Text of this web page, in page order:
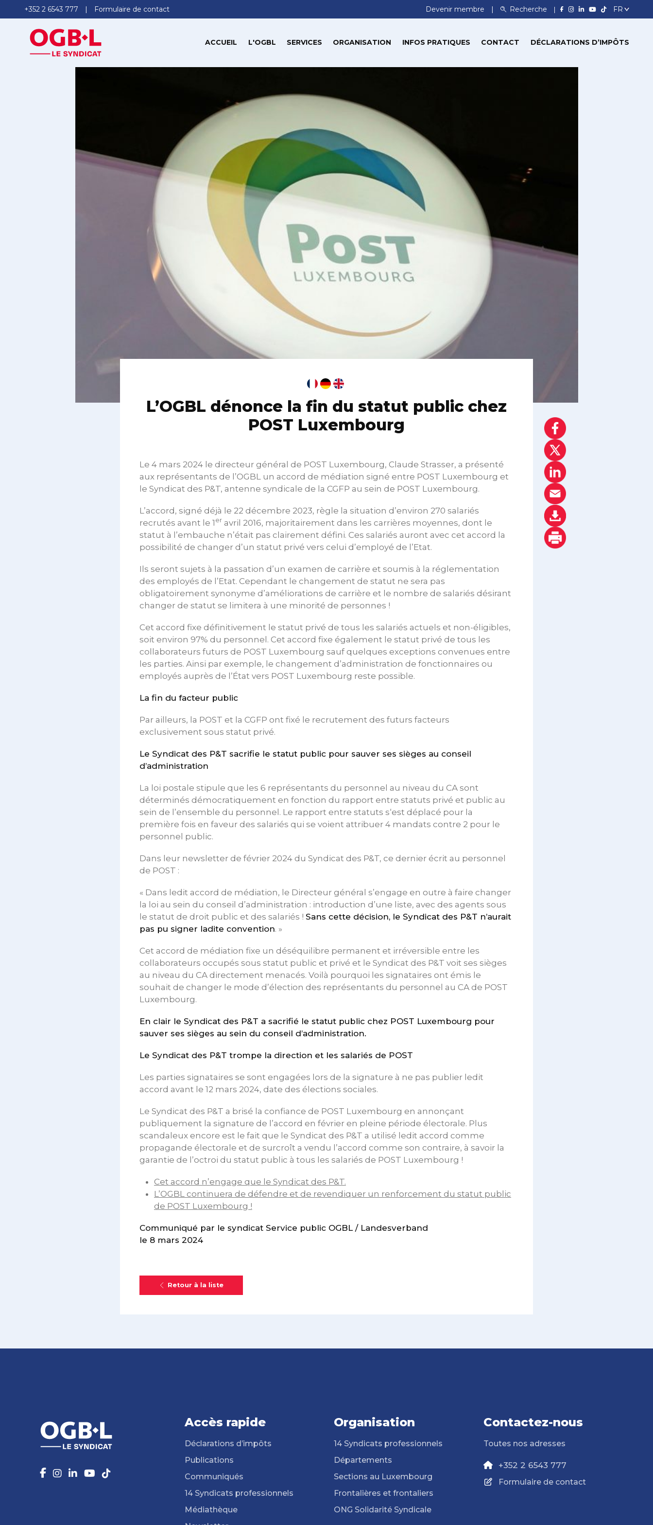
+352 2 6543 777 Formulaire de contact Devenir membre Recherche
ACCUEIL L'OGBL SERVICES ORGANISATION INFOS PRATIQUES CONTACT DÉCLARATIONS D’IMPÔTS
L’OGBL dénonce la fin du statut public chez
POST Luxembourg
Le 4 mars 2024 le directeur général de POST Luxembourg, Claude Strasser, a présenté
aux représentants de l’OGBL un accord de médiation signé entre POST Luxembourg et
le Syndicat des P&T, antenne syndicale de la CGFP au sein de POST Luxembourg.
L’accord, signé déjà le 22 décembre 2023, règle la situation d’environ 270 salariés
recrutés avant le 1 er avril 2016, majoritairement dans les carrières moyennes, dont le
statut à l’embauche n’était pas clairement défini. Ces salariés auront avec cet accord la
possibilité de changer d’un statut privé vers celui d’employé de l’Etat.
Ils seront sujets à la passation d’un examen de carrière et soumis à la réglementation
des employés de l’Etat. Cependant le changement de statut ne sera pas
obligatoirement synonyme d’améliorations de carrière et le nombre de salariés désirant
changer de statut se limitera à une minorité de personnes !
Cet accord fixe définitivement le statut privé de tous les salariés actuels et non-éligibles,
soit environ 97% du personnel. Cet accord fixe également le statut privé de tous les
collaborateurs futurs de POST Luxembourg sauf quelques exceptions convenues entre
les parties. Ainsi par exemple, le changement d’administration de fonctionnaires ou
employés auprès de l’État vers POST Luxembourg reste possible.
La fin du facteur public
Par ailleurs, la POST et la CGFP ont fixé le recrutement des futurs facteurs
exclusivement sous statut privé.
Le Syndicat des P&T sacrifie le statut public pour sauver ses sièges au conseil
d’administration
La loi postale stipule que les 6 représentants du personnel au niveau du CA sont
déterminés démocratiquement en fonction du rapport entre statuts privé et public au
sein de l’ensemble du personnel. Le rapport entre statuts s‘est déplacé pour la
première fois en faveur des salariés qui se voient attribuer 4 mandats contre 2 pour le
personnel public.
Dans leur newsletter de février 2024 du Syndicat des P&T, ce dernier écrit au personnel
de POST :
« Dans ledit accord de médiation, le Directeur général s’engage en outre à faire changer
la loi au sein du conseil d’administration : introduction d’une liste, avec des agents sous
le statut de droit public et des salariés ! Sans cette décision, le Syndicat des P&T n’aurait
pas pu signer ladite convention. »
Cet accord de médiation fixe un déséquilibre permanent et irréversible entre les
collaborateurs occupés sous statut public et privé et le Syndicat des P&T voit ses sièges
au niveau du CA directement menacés. Voilà pourquoi les signataires ont émis le
souhait de changer le mode d’élection des représentants du personnel au CA de POST
Luxembourg.
En clair le Syndicat des P&T a sacrifié le statut public chez POST Luxembourg pour
sauver ses sièges au sein du conseil d’administration.
Le Syndicat des P&T trompe la direction et les salariés de POST
Les parties signataires se sont engagées lors de la signature à ne pas publier ledit
accord avant le 12 mars 2024, date des élections sociales.
Le Syndicat des P&T a brisé la confiance de POST Luxembourg en annonçant
publiquement la signature de l’accord en février en pleine période électorale. Plus
scandaleux encore est le fait que le Syndicat des P&T a utilisé ledit accord comme
propagande électorale et de surcroît a vendu l’accord comme son contraire, à savoir la
garantie de l’octroi du statut public à tous les salariés de POST Luxembourg !
Cet accord n’engage que le Syndicat des P&T.
L’OGBL continuera de défendre et de revendiquer un renforcement du statut public
de POST Luxembourg !
Communiqué par le syndicat Service public OGBL / Landesverband
le 8 mars 2024
Retour à la liste
Accès rapide
Déclarations d’impôts
Publications
Communiqués
14 Syndicats professionnels
Médiathèque
Organisation
14 Syndicats professionnels
Départements
Sections au Luxembourg
Frontalières et frontaliers
ONG Solidarité Syndicale
Contactez-nous
Toutes nos adresses
+352 2 6543 777
Formulaire de contact